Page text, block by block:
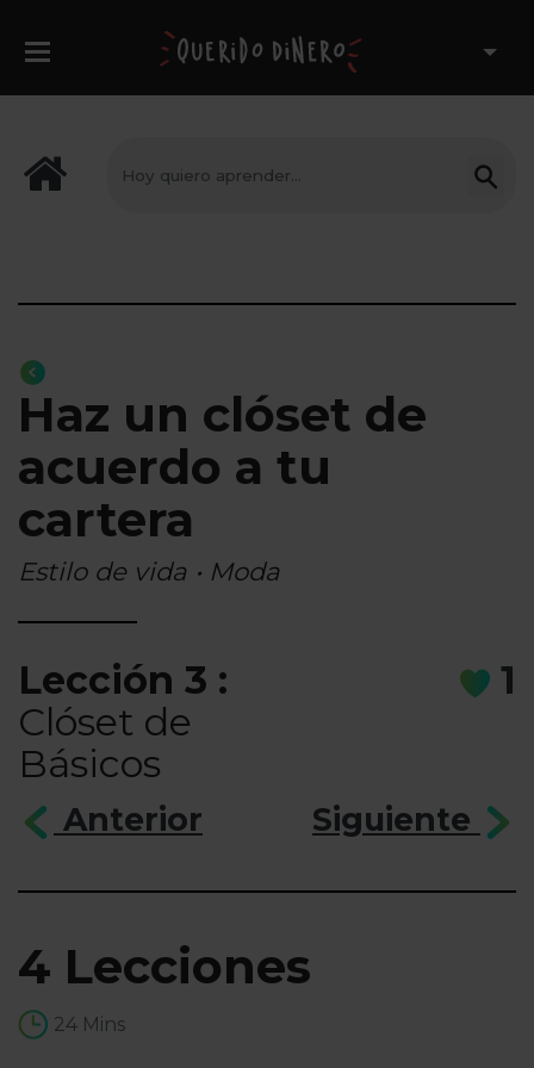
Haz un clóset de
acuerdo a tu
cartera
Estilo de vida • Moda
Lección 3 :
Clóset de
Básicos
1
Anterior Siguiente
4 Lecciones
24 Mins